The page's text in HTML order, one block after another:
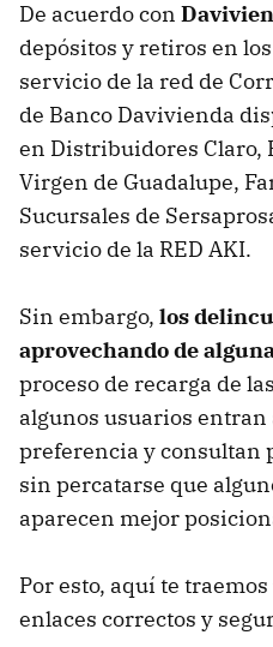
De acuerdo con
depósitos y retiros en
servicio de la red de
de Banco Davivienda
en Distribuidores Claro,
Virgen de Guadalupe,
Sucursales de
servicio de la RED AKI.
Sin embargo, los
aprovechando de
proceso de recarga de
algunos usuarios entran
preferencia y consultan
sin percatarse que
aparecen mejor
Por esto, aquí te
enlaces correctos y